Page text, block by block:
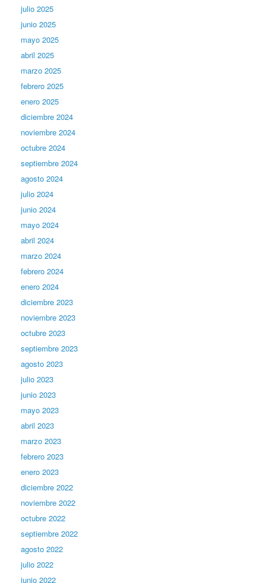
julio 2025
junio 2025
mayo 2025
abril 2025
marzo 2025
febrero 2025
enero 2025
diciembre 2024
noviembre 2024
octubre 2024
septiembre 2024
agosto 2024
julio 2024
junio 2024
mayo 2024
abril 2024
marzo 2024
febrero 2024
enero 2024
diciembre 2023
noviembre 2023
octubre 2023
septiembre 2023
agosto 2023
julio 2023
junio 2023
mayo 2023
abril 2023
marzo 2023
febrero 2023
enero 2023
diciembre 2022
noviembre 2022
octubre 2022
septiembre 2022
agosto 2022
julio 2022
junio 2022